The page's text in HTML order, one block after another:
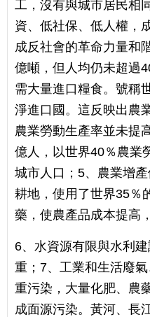
工，沒有與城市居民相
資、低社保、低人權，
成反社會的革命力量和
億噸，但人均仍未超過
需大量進口糧食。號稱
淨進口國。這反映出農
農業勞動生產率並未提
億人，以世界40％農業
城市人口；5、農業增
耕地，使用了世界35％
藥，使農產品成本提高
6、水資源有限與水利
重；7、工業和生活廢
重污染，大量化肥、農
成面源污染。黃河、長